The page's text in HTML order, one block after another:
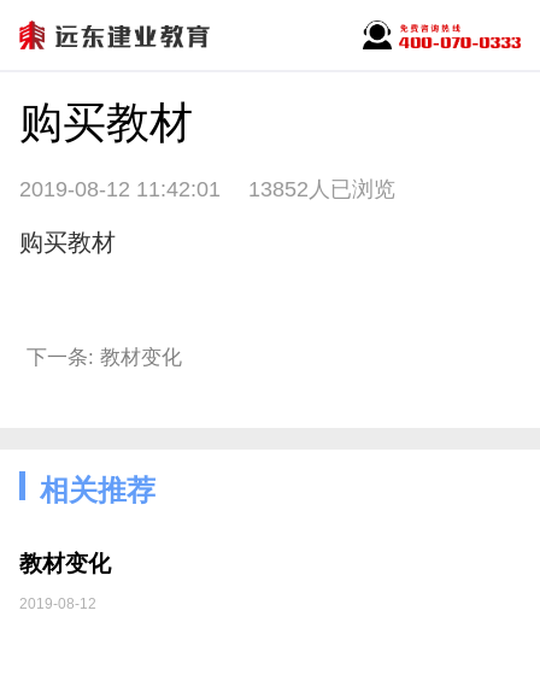
购买教材
2019-08-12 11:42:01 13852人已浏览
购买教材
下一条: 教材变化
相关推荐
教材变化
2019-08-12